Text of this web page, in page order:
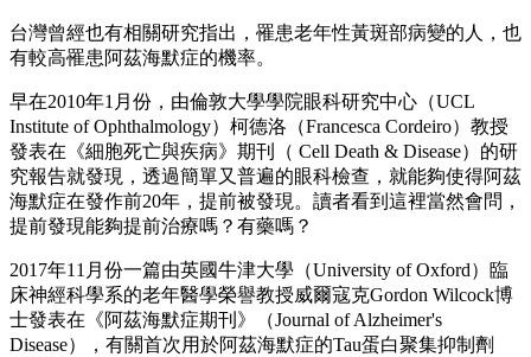
台灣曾經也有相關研究指出，罹患老年性黃斑部病變的人，也
有較高罹患阿茲海默症的機率。
早在2010年1月份，由倫敦大學學院眼科研究中心（UCL
Institute of Ophthalmology）柯德洛（Francesca Cordeiro）教授
發表在《細胞死亡與疾病》期刊（ Cell Death & Disease）的研
究報告就發現，透過簡單又普遍的眼科檢查，就能夠使得阿茲
海默症在發作前20年，提前被發現。讀者看到這裡當然會問，
提前發現能夠提前治療嗎？有藥嗎？
2017年11月份一篇由英國牛津大學（University of Oxford）臨
床神經科學系的老年醫學榮譽教授威爾寇克Gordon Wilcock博
士發表在《阿茲海默症期刊》（Journal of Alzheimer's
Disease），有關首次用於阿茲海默症的Tau蛋白聚集抑制劑